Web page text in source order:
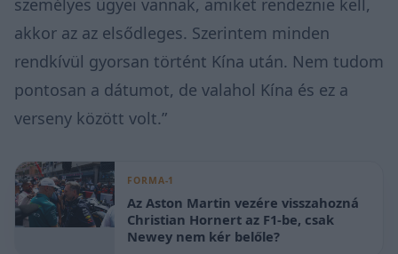
akkor az az elsődleges. Szerintem minden
rendkívül gyorsan történt Kína után. Nem tudom
pontosan a dátumot, de valahol Kína és ez a
verseny között volt.”
FORMA-1
Az Aston Martin vezére visszahozná
Christian Hornert az F1-be, csak
Newey nem kér belőle?